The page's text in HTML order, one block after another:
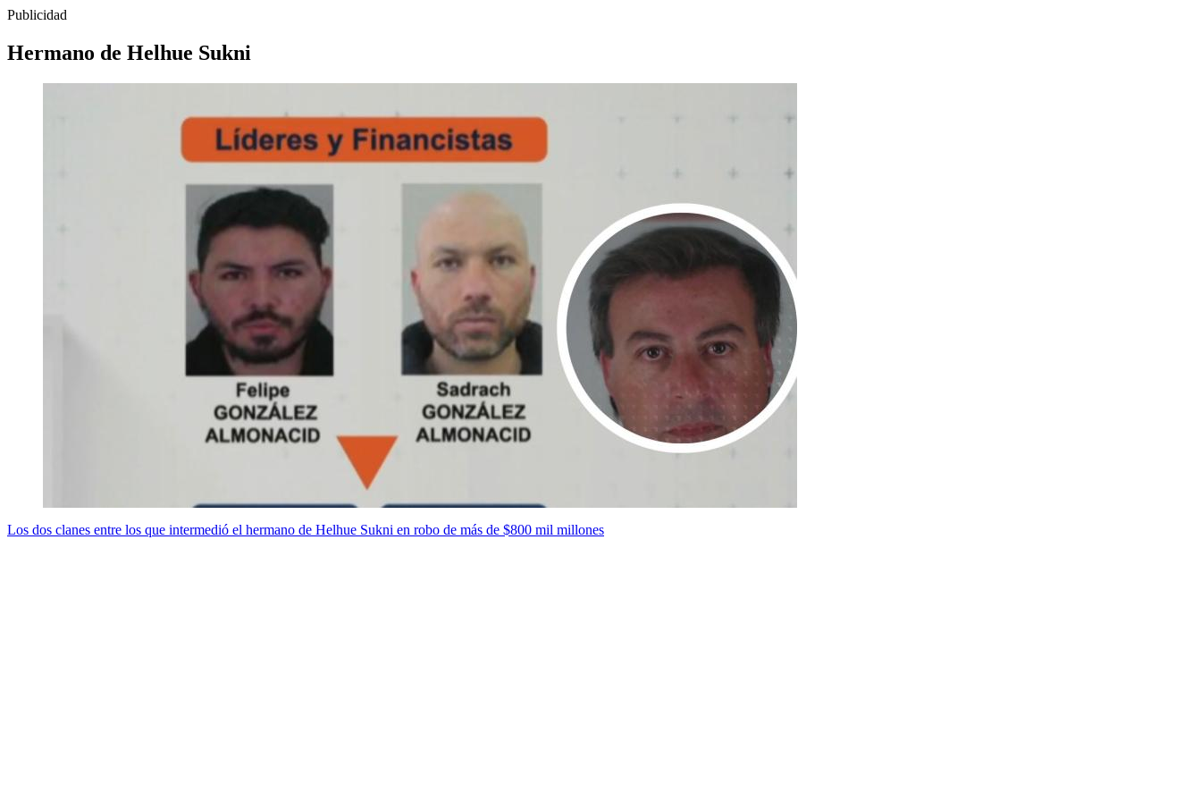
Publicidad
Hermano de Helhue Sukni
Los dos clanes entre los que intermedió el hermano de Helhue Sukni en robo de más de $800 mil millones